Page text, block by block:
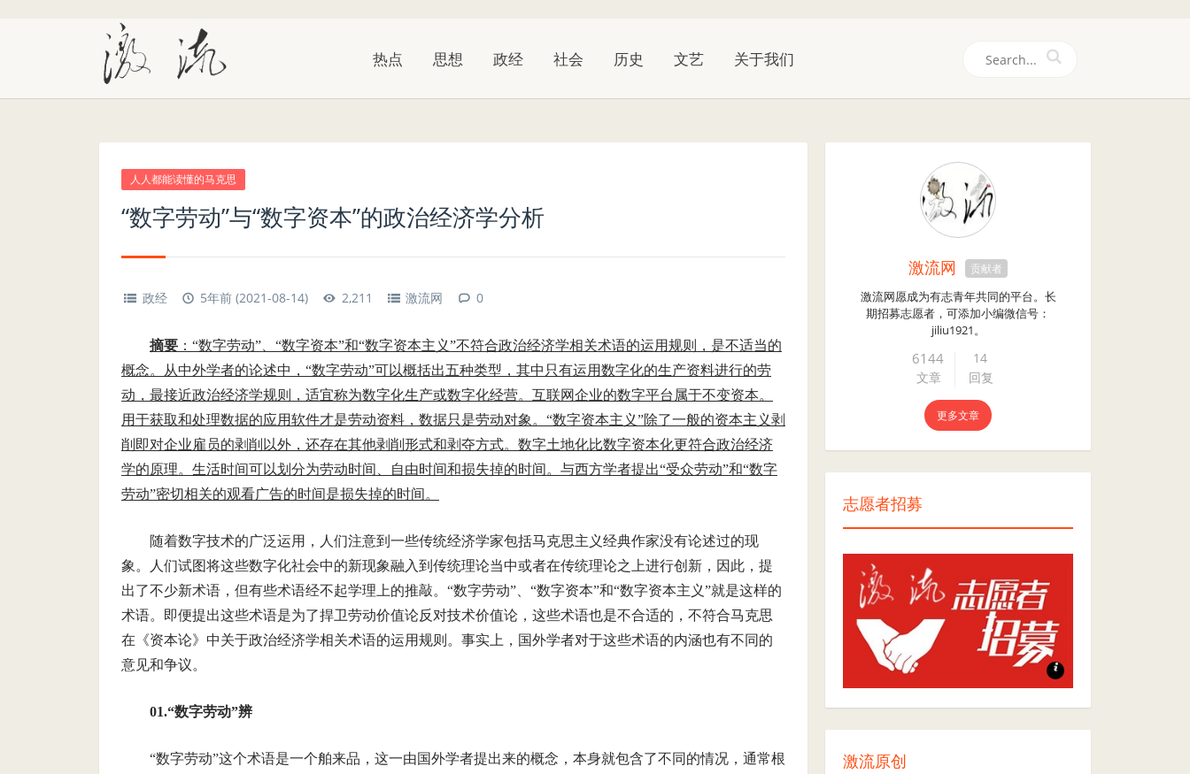
热点 思想 政经 社会 历史 文艺 关于我们
人人都能读懂的马克思
“数字劳动”与“数字资本”的政治经济学分析
政经 5年前 (2021-08-14) 2,211 激流网 0
摘要 ：“数字劳动”、“数字资本”和“数字资本主义”不符合政治经济学相关术语的运用规则，是不适当的
概念。从中外学者的论述中，“数字劳动”可以概括出五种类型，其中只有运用数字化的生产资料进行的劳
动，最接近政治经济学规则，适宜称为数字化生产或数字化经营。互联网企业的数字平台属于不变资本。
用于获取和处理数据的应用软件才是劳动资料，数据只是劳动对象。“数字资本主义”除了一般的资本主义剥
削即对企业雇员的剥削以外，还存在其他剥削形式和剥夺方式。数字土地化比数字资本化更符合政治经济
学的原理。生活时间可以划分为劳动时间、自由时间和损失掉的时间。与西方学者提出“受众劳动”和“数字
劳动”密切相关的观看广告的时间是损失掉的时间。
随着数字技术的广泛运用，人们注意到一些传统经济学家包括马克思主义经典作家没有论述过的现
象。人们试图将这些数字化社会中的新现象融入到传统理论当中或者在传统理论之上进行创新，因此，提
出了不少新术语，但有些术语经不起学理上的推敲。“数字劳动”、“数字资本”和“数字资本主义”就是这样的
术语。即便提出这些术语是为了捍卫劳动价值论反对技术价值论，这些术语也是不合适的，不符合马克思
在《资本论》中关于政治经济学相关术语的运用规则。事实上，国外学者对于这些术语的内涵也有不同的
意见和争议。
01.“数字劳动”辨
“数字劳动”这个术语是一个舶来品，这一由国外学者提出来的概念，本身就包含了不同的情况，通常根
激流网 贡献者
激流网愿成为有志青年共同的平台。长
期招募志愿者，可添加小编微信号：
jiliu1921。
6144
文章
14
回复
更多文章
志愿者招募
志愿者招募
激流原创